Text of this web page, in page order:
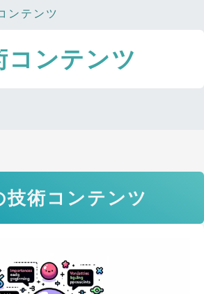
ンテンツ
コンテンツ
技術コンテンツ